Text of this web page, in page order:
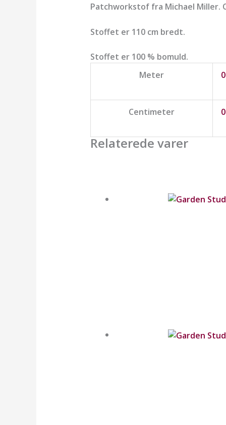
Patchworkstof fra Michael Miller.
Stoffet er 110 cm bredt.
Stoffet er 100 % bomuld.
Meter
Centimeter
Relaterede varer